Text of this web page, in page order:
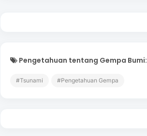
Pengetahuan tentang Gempa Bumi:
#Tsunami #Pengetahuan Gempa